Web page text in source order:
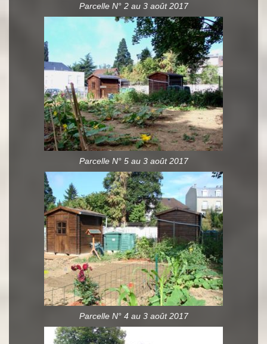
Parcelle N° 2 au 3 août 2017
Parcelle N° 5 au 3 août 2017
Parcelle N° 4 au 3 août 2017